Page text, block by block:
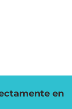
en